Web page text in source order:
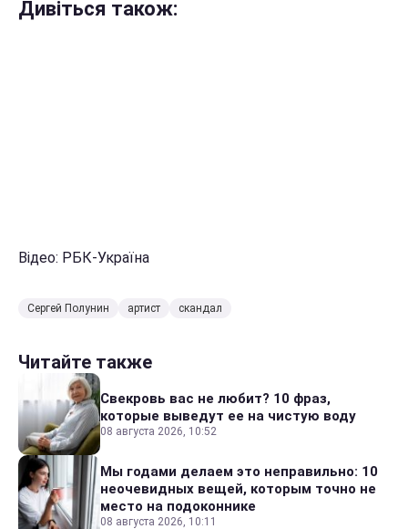
Дивіться також:
Відео: РБК-Україна
Сергей Полунин артист скандал
Читайте также
Свекровь вас не любит? 10 фраз,
которые выведут ее на чистую воду
08 августа 2026, 10:52
Мы годами делаем это неправильно: 10
неочевидных вещей, которым точно не
место на подоконнике
08 августа 2026, 10:11